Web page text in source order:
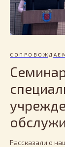
Рассказали о